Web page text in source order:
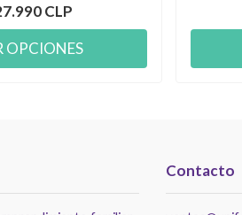
CLP
OPCIONES
Contacto